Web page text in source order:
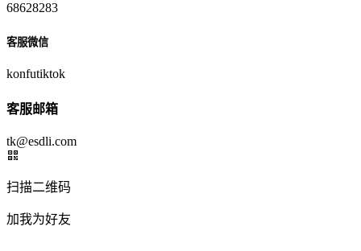
68628283
客服微信
konfutiktok
客服邮箱
tk@esdli.com
扫描二维码
加我为好友